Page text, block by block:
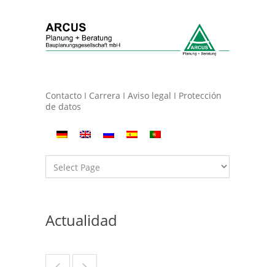
Contacto I Carrera I Aviso legal I Protección
de datos
Actualidad